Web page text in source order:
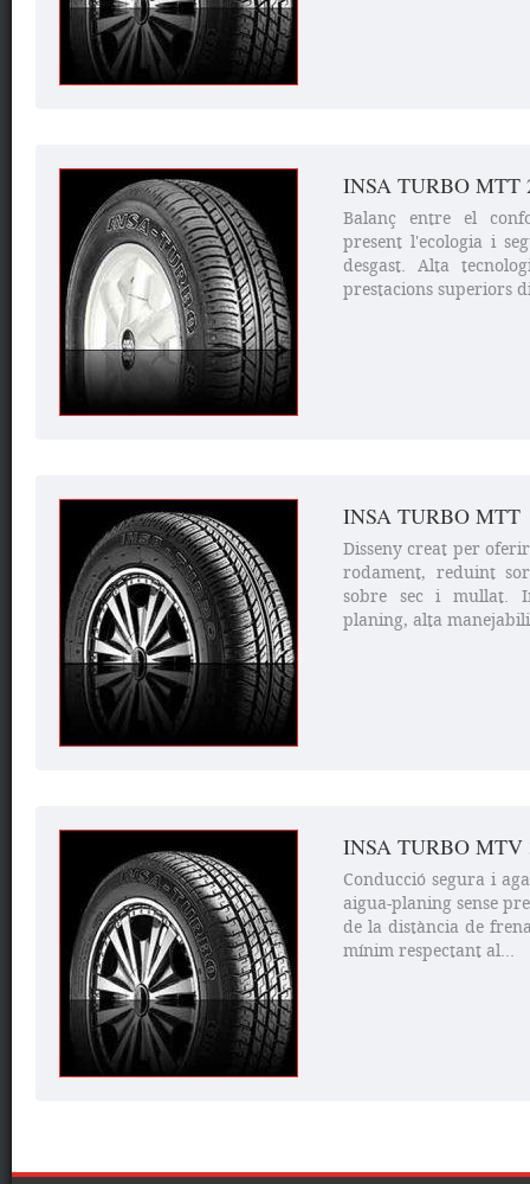
INSA TURBO MTT
Balanç entre el
present l'ecologia i
desgast. Alta
prestacions superiors
INSA TURBO MTT
Disseny creat per
rodament, reduint
sobre sec i mullat.
planing, alta
INSA TURBO MTV
Conducció segura i
aigua-planing sense
de la distància de
mínim respectant al...